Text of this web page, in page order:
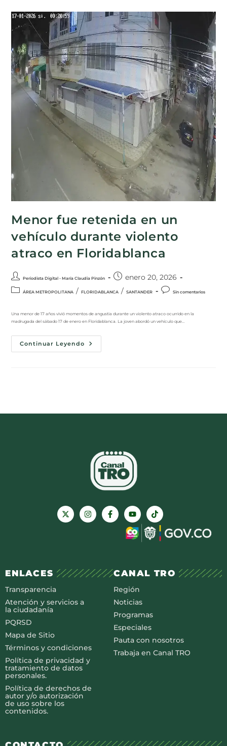
Menor fue retenida en un
vehículo durante violento
atraco en Floridablanca
Periodista Digital - María Claudia Pinzón enero 20, 2026
ÁREA METROPOLITANA / FLORIDABLANCA / SANTANDER Sin comentarios
Una menor de 17 años vivió momentos de angustia durante un violento atraco ocurrido en la
madrugada del sábado 17 de enero en Floridablanca. La joven abordó un vehículo que…
Continuar Leyendo
ENLACES
Transparencia
Atención y servicios a
la ciudadanía
PQRSD
Mapa de Sitio
Términos y condiciones
Política de privacidad y
tratamiento de datos
personales.
Política de derechos de
autor y/o autorización
de uso sobre los
contenidos.
CANAL TRO
Región
Noticias
Programas
Especiales
Pauta con nosotros
Trabaja en Canal TRO